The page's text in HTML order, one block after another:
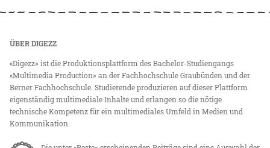
ÜBER DIGEZZ
«Digezz» ist die Produktionsplattform des Bachelor-Studiengangs
«Multimedia Production» an der Fachhochschule Graubünden und der
Berner Fachhochschule. Studierende produzieren auf dieser Plattform
eigenständig multimediale Inhalte und erlangen so die nötige
technische Kompetenz für ein multimediales Umfeld in Medien und
Kommunikation.